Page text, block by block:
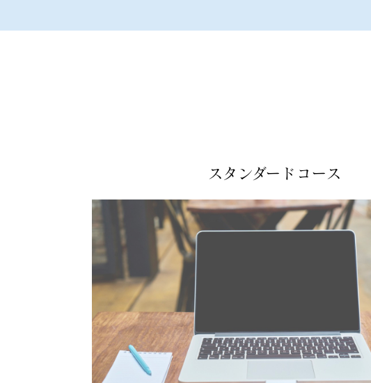
スタンダードコース